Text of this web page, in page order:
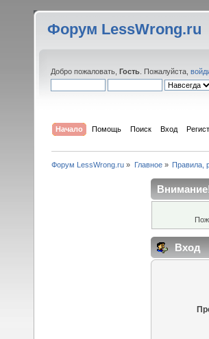
Форум LessWrong.ru
Добро пожаловать, Гость . Пожалуйста,
Начало Помощь Поиск Вход
Форум LessWrong.ru » Главное» Правила,
Вход